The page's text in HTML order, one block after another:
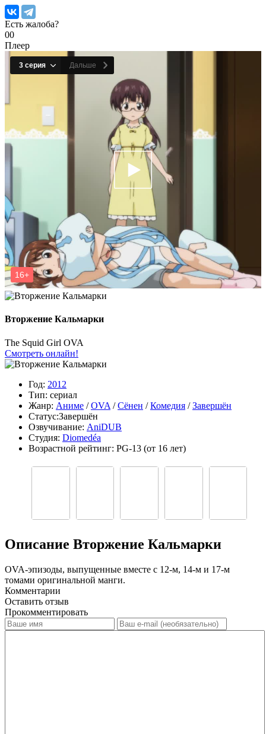
Есть жалоба?
00
Плеер
Вторжение Кальмарки
The Squid Girl OVA
Смотреть онлайн!
Год: 2012
Тип: сериал
Жанр: Аниме /OVA /Сёнен /Комедия /Завершён
Статус:Завершён
Озвучивание: AniDUB
Студия: Diomedéa
Возрастной рейтинг: PG-13 (от 16 лет)
Описание Вторжение Кальмарки
OVA-эпизоды, выпущенные вместе с 12-м, 14-м и 17-м
томами оригинальной манги.
Комментарии
Оставить отзыв
Прокомментировать